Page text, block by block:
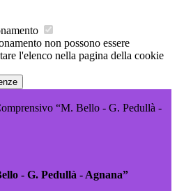
non possono essere
l'elenco nella pagina della cookie
“M. Bello - G. Pedullà -
- G. Pedullà - Agnana”